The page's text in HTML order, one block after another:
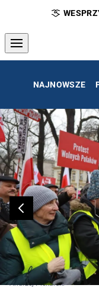
NAJNOWSZE
Andrzej Piekarski